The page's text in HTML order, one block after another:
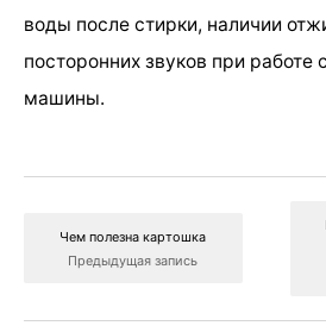
воды после стирки, наличии
посторонних звуков при работе
машины.
Чем полезна картошка
Предыдущая запись